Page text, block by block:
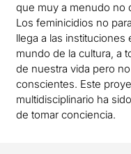
que muy a menudo no
Los feminicidios no
llega a las instituciones
mundo de la cultura, a
de nuestra vida pero
conscientes. Este
multidisciplinario ha
de tomar conciencia.